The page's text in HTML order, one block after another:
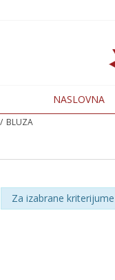
NASLOVNA
BLUZA
Za izabrane